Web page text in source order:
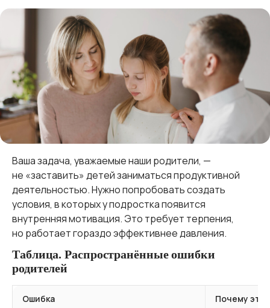
Ваша задача, уважаемые наши родители, —
не «заставить» детей заниматься продуктивной
деятельностью. Нужно попробовать создать
условия, в которых у подростка появится
внутренняя мотивация. Это требует терпения,
но работает гораздо эффективнее давления.
Таблица. Распространённые ошибки
родителей
Ошибка Почему это